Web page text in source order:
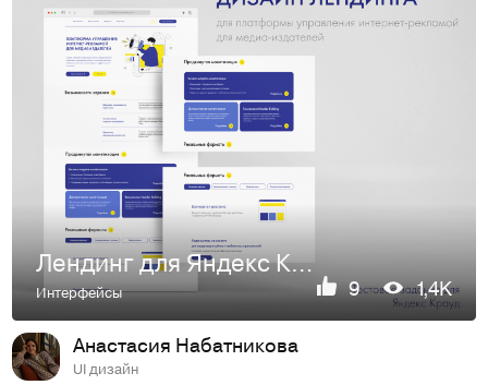
Лендинг для Яндекс Крауд (тестовое задание)
Интерфейсы 9 1,4K
Анастасия Набатникова
UI дизайн